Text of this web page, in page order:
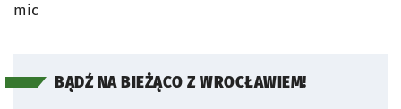
mic
BĄDŹ NA BIEŻĄCO Z WROCŁAWIEM!